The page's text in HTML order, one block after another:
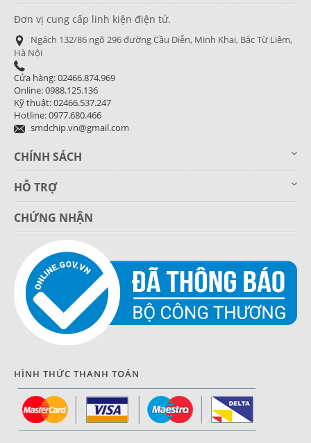
Đơn vị cung cấp linh kiện điện tử.
Ngách 132/86 ngõ 296 đường Cầu Diễn, Minh Khai, Bắc Từ Liêm,
Hà Nội
Cửa hàng: 02466.874.969
Online: 0988.125.136
Kỹ thuật: 02466.537.247
Hotline: 0977.680.466
smdchip.vn@gmail.com
CHÍNH SÁCH
HỖ TRỢ
CHỨNG NHẬN
HÌNH THỨC THANH TOÁN